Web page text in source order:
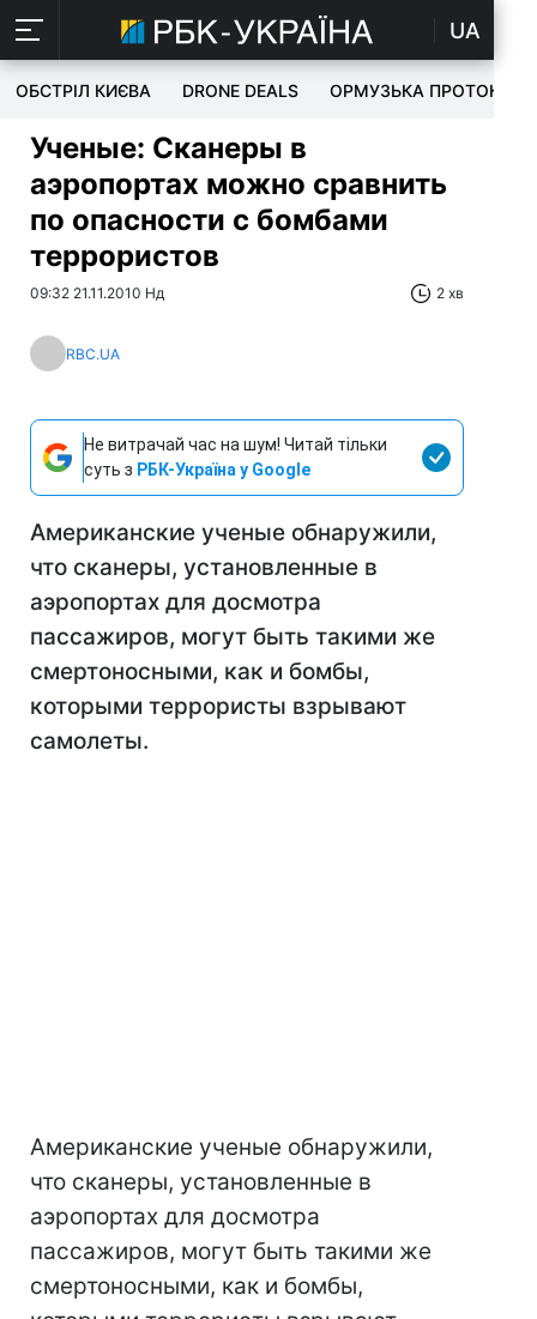
UA
ОБСТРІЛ КИЄВА DRONE DEALS ОРМУЗЬКА ПРОТОКА
Ученые: Сканеры в
аэропортах можно сравнить
по опасности с бомбами
террористов
09:32 21.11.2010 Нд 2 хв
RBC.UA
Не витрачай час на шум! Читай тільки
суть з РБК-Україна у Google
Американские ученые обнаружили,
что сканеры, установленные в
аэропортах для досмотра
пассажиров, могут быть такими же
смертоносными, как и бомбы,
которыми террористы взрывают
самолеты.
Американские ученые обнаружили,
что сканеры, установленные в
аэропортах для досмотра
пассажиров, могут быть такими же
смертоносными, как и бомбы,